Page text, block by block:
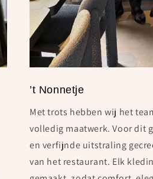
’t Nonnetje
Met trots hebben wij het
volledig maatwerk. Voor dit
en verfijnde uitstraling
van het restaurant. Elk